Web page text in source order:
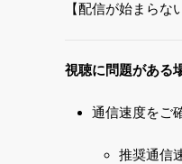
【配信が始まら
視聴に問題がある
通信速度をご
推奨通信